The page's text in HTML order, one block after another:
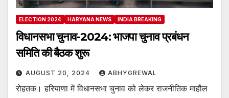
ELECTION 2024 HARYANA NEWS INDIA BREAKING
विधानसभा चुनाव-2024: भाजपा चुनाव प्रबंधन
समिति की बैठक शुरू
AUGUST 20, 2024 ABHYGREWAL
रोहतक। हरियाणा में विधानसभा चुनाव को लेकर राजनीतिक माहौल